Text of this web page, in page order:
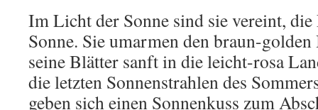
Im Licht der Sonne sind sie vereint,
Sonne. Sie umarmen den braun-
seine Blätter sanft in die leicht-rosa
die letzten Sonnenstrahlen des
geben sich einen Sonnenkuss zum